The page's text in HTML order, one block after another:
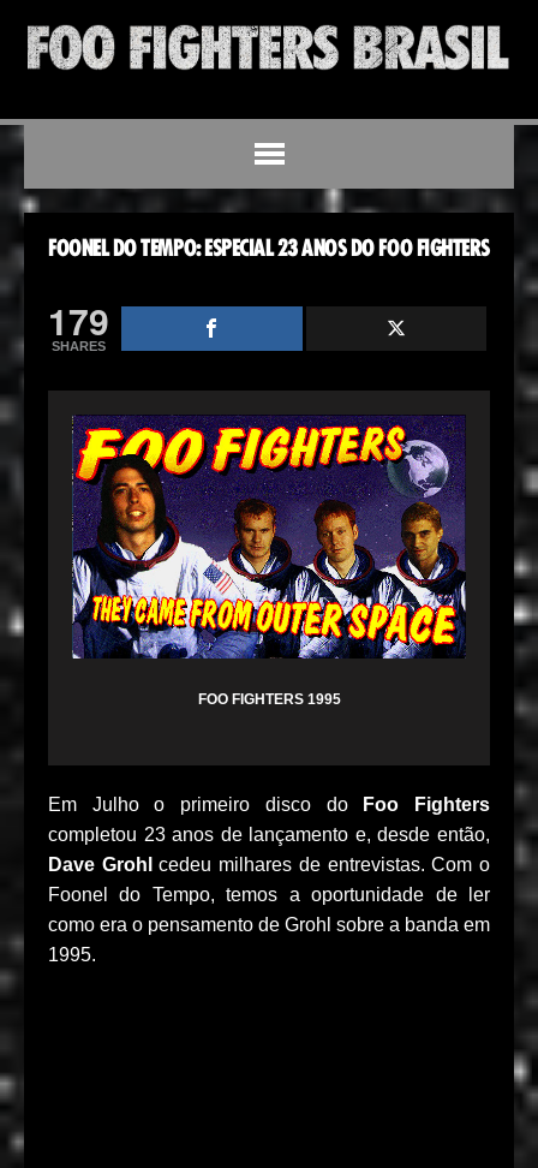
FOONEL DO TEMPO: ESPECIAL 23 ANOS DO FOO FIGHTERS
179
SHARES
FOO FIGHTERS 1995
Em Julho o primeiro disco do
Foo Fighters
completou 23 anos de lançamento e, desde então,
Dave Grohl cedeu milhares de entrevistas. Com o
Foonel do Tempo, temos a oportunidade de ler
como era o pensamento de Grohl sobre a banda em
1995.